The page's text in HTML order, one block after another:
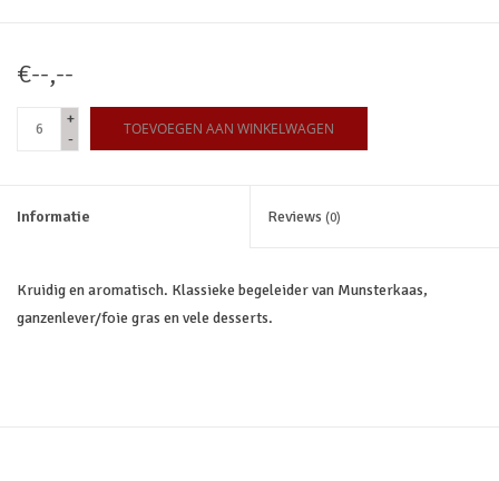
€--,--
+
-
TOEVOEGEN AAN WINKELWAGEN
Informatie Reviews (0)
Kruidig en aromatisch. Klassieke begeleider van Munsterkaas,
ganzenlever/foie gras en vele desserts.